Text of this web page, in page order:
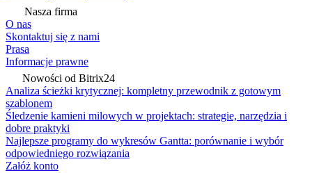
Nasza firma
O nas
Skontaktuj się z nami
Prasa
Informacje prawne
Nowości od Bitrix24
Analiza ścieżki krytycznej: kompletny przewodnik z gotowym
szablonem
Śledzenie kamieni milowych w projektach: strategie, narzędzia i
dobre praktyki
Najlepsze programy do wykresów Gantta: porównanie i wybór
odpowiedniego rozwiązania
Załóż konto